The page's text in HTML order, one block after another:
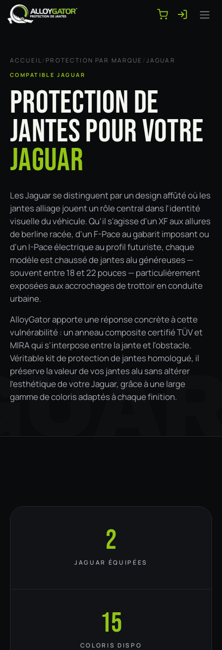
Se rendre au contenu
ACCUEIL/ PROTECTION PAR MARQUE /JAGUAR
COMPATIBLE JAGUAR
PROTECTION DE
JANTES POUR VOTRE
JAGUAR
Les Jaguar se distinguent par un design affûté où les
jantes alliage jouent un rôle central dans l'identité
visuelle du véhicule. Qu'il s'agisse d'un XF aux allures
de berline racée, d'un F-Pace au gabarit imposant ou
d'un I-Pace électrique au profil futuriste, chaque
modèle est chaussé de jantes alu généreuses —
souvent entre 18 et 22 pouces — particulièrement
exposées aux accrochages de trottoir en conduite
urbaine.
AlloyGator apporte une réponse concrète à cette
vulnérabilité : un anneau composite certifié TÜV et
MIRA qui s'interpose entre la jante et l'obstacle.
Véritable kit de protection de jantes homologué, il
préserve la valeur de vos jantes alu sans altérer
l'esthétique de votre Jaguar, grâce à une large
gamme de coloris adaptés à chaque finition.
2
JAGUAR ÉQUIPÉES
15
COLORIS DISPO